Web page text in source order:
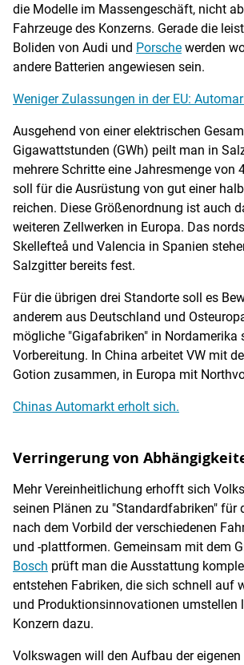
die Modelle im Massengeschäft, nicht
Fahrzeuge des Konzerns. Gerade die
Boliden von Audi und Porsche werden
andere Batterien angewiesen sein.
Weniger Zulassungen in der EU:
Ausgehend von einer elektrischen
Gigawattstunden (GWh) peilt man in
mehrere Schritte eine Jahresmenge von
soll für die Ausrüstung von gut einer
reichen. Diese Größenordnung ist auch
weiteren Zellwerken in Europa. Das
Skellefteå und Valencia in Spanien
Salzgitter bereits fest.
Für die übrigen drei Standorte soll es
anderem aus Deutschland und
mögliche "Gigafabriken" in Nordamerika
Vorbereitung. In China arbeitet VW mit
Gotion zusammen, in Europa mit
Chinas Automarkt erholt sich.
Verringerung von
Mehr Vereinheitlichung erhofft sich
seinen Plänen zu "Standardfabriken" für
nach dem Vorbild der verschiedenen
und -plattformen. Gemeinsam mit dem
Bosch prüft man die Ausstattung
entstehen Fabriken, die sich schnell auf
und Produktionsinnovationen umstellen
Konzern dazu.
Volkswagen will den Aufbau der